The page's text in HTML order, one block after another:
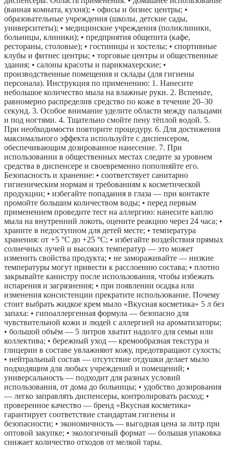
(ванная комната, кухня); • офисы и бизнес центры; •
образовательные учреждения (школы, детские сады,
университеты); • медицинские учреждения (поликлиники,
больницы, клиники); • предприятия общепита (кафе,
рестораны, столовые); • гостиницы и хостелы; • спортивные
клубы и фитнес центры; • торговые центры и общественные
здания; • салоны красоты и парикмахерские; •
производственные помещения и склады (для гигиены
персонала). Инструкция по применению: 1. Нанесите
небольшое количество мыла на влажные руки. 2. Вспеньте,
равномерно распределив средство по коже в течение 20–30
секунд. 3. Особое внимание уделите области между пальцами
и под ногтями. 4. Тщательно смойте пену тёплой водой. 5.
При необходимости повторите процедуру. 6. Для достижения
максимального эффекта используйте с диспенсером,
обеспечивающим дозированное нанесение. 7. При
использовании в общественных местах следите за уровнем
средства в диспенсере и своевременно пополняйте его.
Безопасность и хранение: • соответствует санитарно
гигиеническим нормам и требованиям к косметической
продукции; • избегайте попадания в глаза — при контакте
промойте большим количеством воды; • перед первым
применением проведите тест на аллергию: нанесите каплю
мыла на внутренний локоть, оцените реакцию через 24 часа; •
храните в недоступном для детей месте; • температура
хранения: от +5 °C до +25 °C; • избегайте воздействия прямых
солнечных лучей и высоких температур — это может
изменить свойства продукта; • не замораживайте — низкие
температуры могут привести к расслоению состава; • плотно
закрывайте канистру после использования, чтобы избежать
испарения и загрязнения; • при появлении осадка или
изменения консистенции прекратите использование. Почему
стоит выбрать жидкое крем мыло «Вкусная косметика» 5 л без
запаха: • гипоаллергенная формула — безопасно для
чувствительной кожи и людей с аллергией на ароматизаторы;
• большой объём — 5 литров хватит надолго для семьи или
коллектива; • бережный уход — кремообразная текстура и
глицерин в составе увлажняют кожу, предотвращают сухость;
• нейтральный состав — отсутствие отдушки делает мыло
подходящим для любых учреждений и помещений; •
универсальность — подходит для разных условий
использования, от дома до больницы; • удобство дозирования
— легко заправлять диспенсеры, контролировать расход; •
проверенное качество — бренд «Вкусная косметика»
гарантирует соответствие стандартам гигиены и
безопасности; • экономичность — выгодная цена за литр при
оптовой закупке; • экологичный формат — большая упаковка
снижает количество отходов от мелкой тары.